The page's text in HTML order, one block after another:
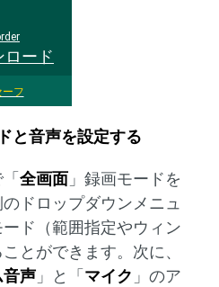
ロード
ーフ
と音声を設定する
全画面 」録画モードを
ドロップダウンメニュ
ド（範囲指定やウィン
とができます。次に、
音声 」と「 マイク 」のア